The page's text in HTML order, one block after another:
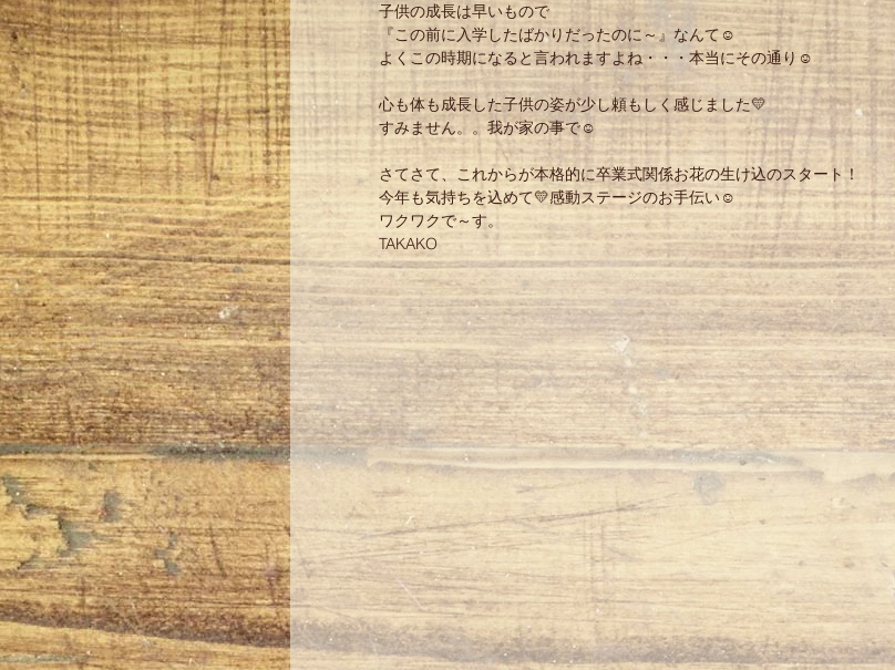
子供の成長は早いもので
『この前に入学したばかりだったのに～』なんて☺
よくこの時期になると言われますよね・・・本当にその通り☺
心も体も成長した子供の姿が少し頼もしく感じました💛
すみません。。我が家の事で☺
さてさて、これからが本格的に卒業式関係お花の生け込のスタート！
今年も気持ちを込めて💛感動ステージのお手伝い☺
ワクワクで～す。
TAKAKO